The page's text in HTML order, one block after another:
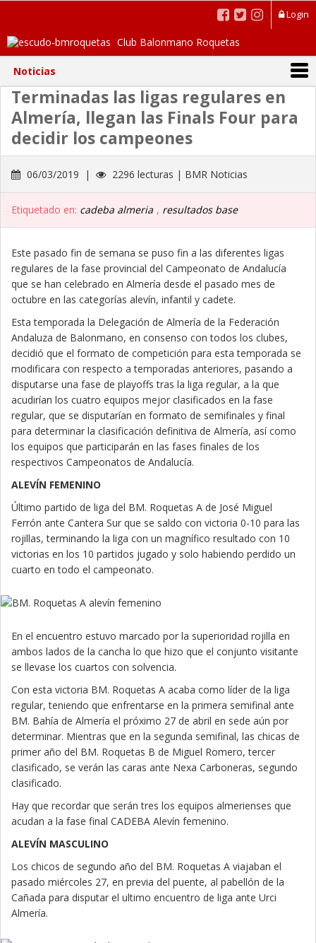
Login
Club Balonmano Roquetas
Noticias
Terminadas las ligas regulares en
Almería, llegan las Finals Four para
decidir los campeones
06/03/2019 | 2296 lecturas | BMR Noticias
Etiquetado en: cadeba almeria , resultados base
Este pasado fin de semana se puso fin a las diferentes ligas
regulares de la fase provincial del Campeonato de Andalucía
que se han celebrado en Almería desde el pasado mes de
octubre en las categorías alevín, infantil y cadete.
Esta temporada la Delegación de Almería de la Federación
Andaluza de Balonmano, en consenso con todos los clubes,
decidió que el formato de competición para esta temporada se
modificara con respecto a temporadas anteriores, pasando a
disputarse una fase de playoffs tras la liga regular, a la que
acudirían los cuatro equipos mejor clasificados en la fase
regular, que se disputarían en formato de semifinales y final
para determinar la clasificación definitiva de Almería, así como
los equipos que participarán en las fases finales de los
respectivos Campeonatos de Andalucía.
ALEVÍN FEMENINO
Último partido de liga del BM. Roquetas A de José Miguel
Ferrón ante Cantera Sur que se saldo con victoria 0-10 para las
rojillas, terminando la liga con un magnífico resultado con 10
victorias en los 10 partidos jugado y solo habiendo perdido un
cuarto en todo el campeonato.
En el encuentro estuvo marcado por la superioridad rojilla en
ambos lados de la cancha lo que hizo que el conjunto visitante
se llevase los cuartos con solvencia.
Con esta victoria BM. Roquetas A acaba como líder de la liga
regular, teniendo que enfrentarse en la primera semifinal ante
BM. Bahía de Almería el próximo 27 de abril en sede aún por
determinar. Mientras que en la segunda semifinal, las chicas de
primer año del BM. Roquetas B de Miguel Romero, tercer
clasificado, se verán las caras ante Nexa Carboneras, segundo
clasificado.
Hay que recordar que serán tres los equipos almerienses que
acudan a la fase final CADEBA Alevín femenino.
ALEVÍN MASCULINO
Los chicos de segundo año del BM. Roquetas A viajaban el
pasado miércoles 27, en previa del puente, al pabellón de la
Cañada para disputar el ultimo encuentro de liga ante Urci
Almería.